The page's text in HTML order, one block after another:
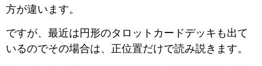
方が違います。
ですが、最近は円形のタロットカードデッキも出て
いるのでその場合は、正位置だけで読み説きます。